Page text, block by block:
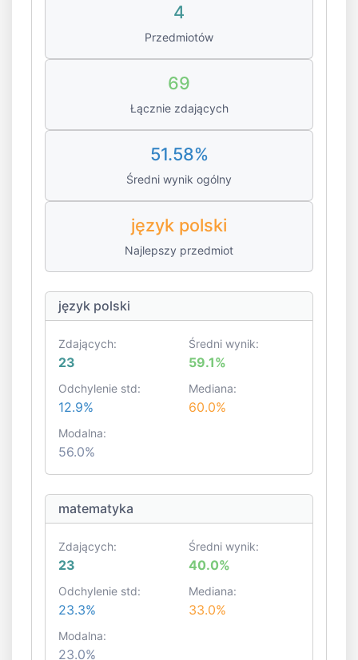
4
Przedmiotów
69
Łącznie zdających
51.58%
Średni wynik ogólny
język polski
Najlepszy przedmiot
język polski
Zdających:
23
Średni wynik:
59.1%
Odchylenie std:
12.9%
Mediana:
60.0%
Modalna:
56.0%
matematyka
Zdających:
23
Średni wynik:
40.0%
Odchylenie std:
23.3%
Mediana:
33.0%
Modalna:
23.0%